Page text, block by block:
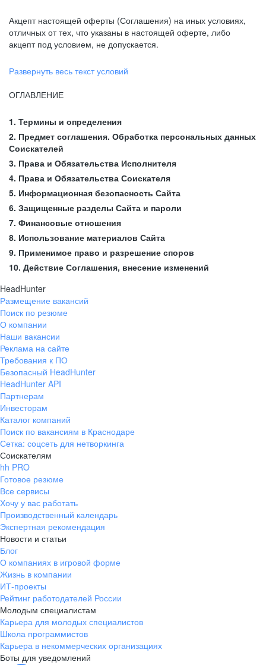
Акцепт настоящей оферты (Соглашения) на иных условиях,
отличных от тех, что указаны в настоящей оферте, либо
акцепт под условием, не допускается.
Развернуть весь текст условий
ОГЛАВЛЕНИЕ
1. Термины и определения
2. Предмет соглашения. Обработка персональных данных
Соискателей
3. Права и Обязательства Исполнителя
4. Права и Обязательства Соискателя
5. Информационная безопасность Сайта
6. Защищенные разделы Сайта и пароли
7. Финансовые отношения
8. Использование материалов Сайта
9. Применимое право и разрешение споров
10. Действие Соглашения, внесение изменений
HeadHunter
Размещение вакансий
Поиск по резюме
О компании
Наши вакансии
Реклама на сайте
Требования к ПО
Безопасный HeadHunter
HeadHunter API
Партнерам
Инвесторам
Каталог компаний
Поиск по вакансиям в Краснодаре
Сетка: соцсеть для нетворкинга
Соискателям
hh PRO
Готовое резюме
Все сервисы
Хочу у вас работать
Производственный календарь
Экспертная рекомендация
Новости и статьи
Блог
О компаниях в игровой форме
Жизнь в компании
ИТ-проекты
Рейтинг работодателей России
Молодым специалистам
Карьера для молодых специалистов
Школа программистов
Карьера в некоммерческих организациях
Боты для уведомлений